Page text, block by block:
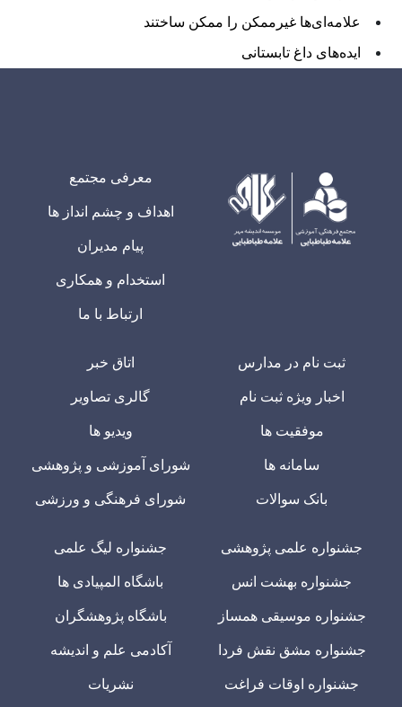
علامه‌ای‌ها غیرممکن را ممکن ساختند
ایده‌های داغ تابستانی
معرفی مجتمع
اهداف و چشم انداز ها
پیام مدیران
استخدام و همکاری
ارتباط با ما
ثبت نام در مدارس
اخبار ویژه ثبت نام
موفقیت ها
سامانه ها
بانک سوالات
اتاق خبر
گالری تصاویر
ویدیو ها
شورای آموزشی و پژوهشی
شورای فرهنگی و ورزشی
جشنواره علمی پژوهشی
جشنواره بهشت انس
جشنواره موسیقی همساز
جشنواره مشق نقش فردا
جشنواره اوقات فراغت
جشنواره لیگ علمی
باشگاه المپیادی ها
باشگاه پژوهشگران
آکادمی علم و اندیشه
نشریات